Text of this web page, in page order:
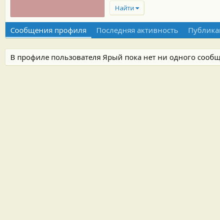
Найти
Сообщения профиля Последняя активность
В профиле пользователя Ярый пока нет ни одного